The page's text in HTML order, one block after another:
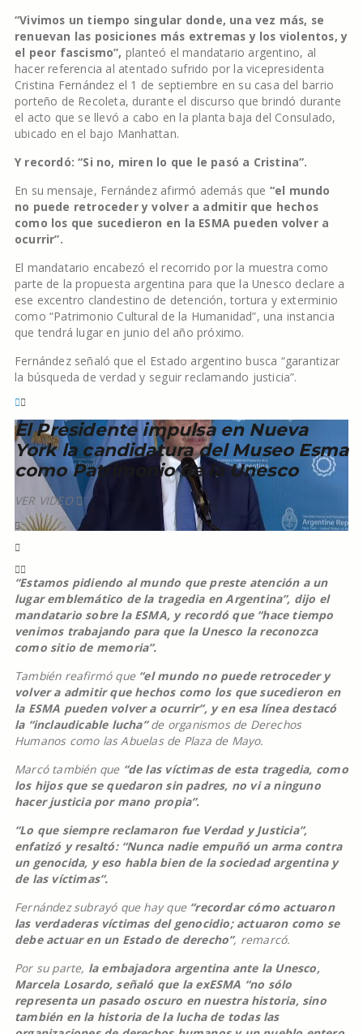
“Vivimos un tiempo singular donde, una vez más, se
renuevan las posiciones más extremas y los violentos, y
el peor fascismo”, planteó el mandatario argentino, al
hacer referencia al atentado sufrido por la vicepresidenta
Cristina Fernández el 1 de septiembre en su casa del barrio
porteño de Recoleta, durante el discurso que brindó durante
el acto que se llevó a cabo en la planta baja del Consulado,
ubicado en el bajo Manhattan.
Y recordó: “Si no, miren lo que le pasó a Cristina”.
En su mensaje, Fernández afirmó además que “el mundo
no puede retroceder y volver a admitir que hechos
como los que sucedieron en la ESMA pueden volver a
ocurrir”.
El mandatario encabezó el recorrido por la muestra como
parte de la propuesta argentina para que la Unesco declare a
ese excentro clandestino de detención, tortura y exterminio
como “Patrimonio Cultural de la Humanidad”, una instancia
que tendrá lugar en junio del año próximo.
Fernández señaló que el Estado argentino busca “garantizar
la búsqueda de verdad y seguir reclamando justicia”.
El Presidente impulsa en Nueva
York la candidatura del Museo Esma
como Patrimonio de la Unesco
VER VIDEO
“Estamos pidiendo al mundo que preste atención a un
lugar emblemático de la tragedia en Argentina”, dijo el
mandatario sobre la ESMA, y recordó que “hace tiempo
venimos trabajando para que la Unesco la reconozca
como sitio de memoria”.
También reafirmó que“el mundo no puede retroceder y
volver a admitir que hechos como los que sucedieron en
la ESMA pueden volver a ocurrir”, y en esa línea destacó
la “inclaudicable lucha”de organismos de Derechos
Humanos como las Abuelas de Plaza de Mayo.
Marcó también que“de las víctimas de esta tragedia, como
los hijos que se quedaron sin padres, no vi a ninguno
hacer justicia por mano propia”.
“Lo que siempre reclamaron fue Verdad y Justicia”,
enfatizó y resaltó: “Nunca nadie empuñó un arma contra
un genocida, y eso habla bien de la sociedad argentina y
de las víctimas”.
Fernández subrayó que hay que“recordar cómo actuaron
las verdaderas víctimas del genocidio; actuaron como se
debe actuar en un Estado de derecho”, remarcó.
Por su parte, la embajadora argentina ante la Unesco,
Marcela Losardo, señaló que la exESMA “no sólo
representa un pasado oscuro en nuestra historia, sino
también en la historia de la lucha de todas las